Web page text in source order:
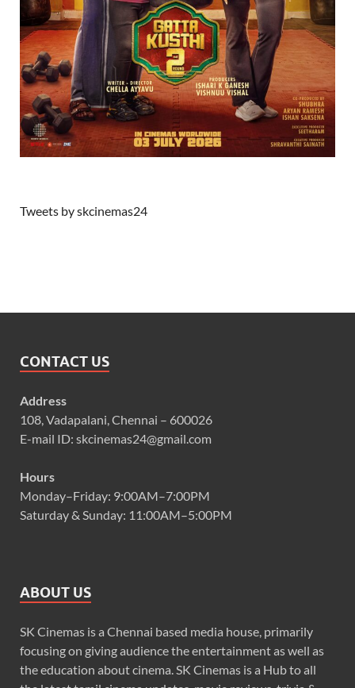
Tweets by skcinemas24
CONTACT US
Address
108, Vadapalani, Chennai – 600026
E-mail ID: skcinemas24@gmail.com
Hours
Monday–Friday: 9:00AM–7:00PM
Saturday & Sunday: 11:00AM–5:00PM
ABOUT US
SK Cinemas is a Chennai based media house, primarily
focusing on giving audience the entertainment as well as
the education about cinema. SK Cinemas is a Hub to all